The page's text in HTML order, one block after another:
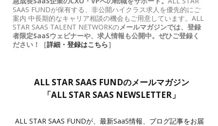
SAAS FUNDが保有する、非公開ハイクラス求人を優先的にご
案内 中長期的なキャリア相談の機会もご用意しています。ALL
STAR SAAS TALENT NETWORKのメールマガジンでは、登録
者限定SaaSウェビナーや、求人情報も公開中。ぜひご登録く
ださい！［詳細・登録はこちら］
ALL STAR SAAS FUNDのメールマガジン
「ALL STAR SAAS NEWSLETTER」
ALL STAR SAAS FUNDが、最新SaaS情報、ブログ記事をお届